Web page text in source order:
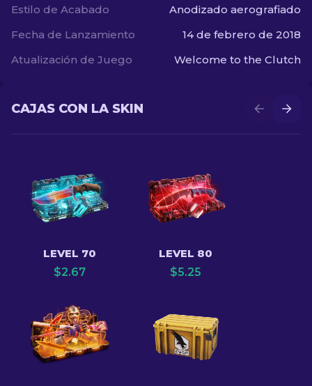
Estilo de Acabado
Anodizado aerografiado
Fecha de Lanzamiento
14 de febrero de 2018
Atualización de Juego
Welcome to the Clutch
CAJAS CON LA SKIN
LEVEL 70
$2.67
LEVEL 80
$5.25